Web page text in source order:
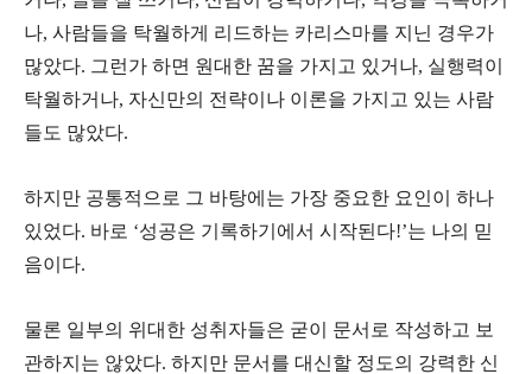
나, 사람들을 탁월하게 리드하는 카리스마를 지닌 경우가
많았다. 그런가 하면 원대한 꿈을 가지고 있거나, 실행력이
탁월하거나, 자신만의 전략이나 이론을 가지고 있는 사람
들도 많았다.
하지만 공통적으로 그 바탕에는 가장 중요한 요인이 하나
있었다. 바로 ‘성공은 기록하기에서 시작된다!’는 나의 믿
음이다.
물론 일부의 위대한 성취자들은 굳이 문서로 작성하고 보
관하지는 않았다. 하지만 문서를 대신할 정도의 강력한 신